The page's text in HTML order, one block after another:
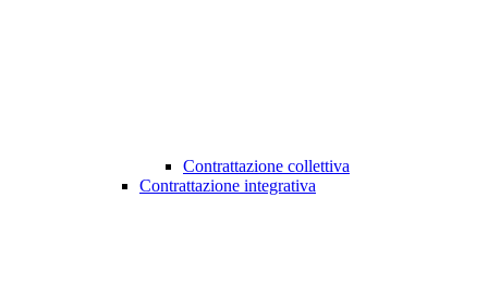
Contrattazione collettiva
Contrattazione integrativa